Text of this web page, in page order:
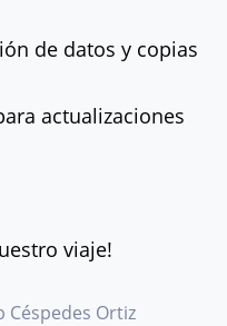
de datos y copias
actualizaciones
viaje!
Céspedes Ortiz